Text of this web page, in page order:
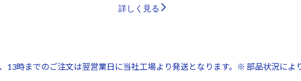
詳しく見る
13時までのご注文は翌営業日に当社工場より発送となります。※ 部品状況に